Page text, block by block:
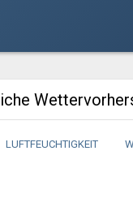
LUFTFEUCHTIGKEIT